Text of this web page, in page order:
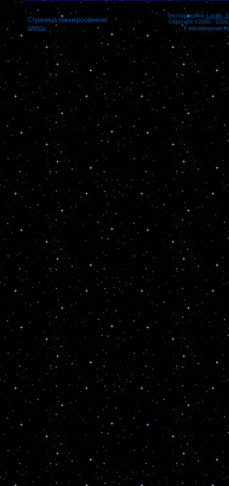
Страница баннерообмена
здесь.
Техподдержка: Luvilla,
Copyright ©2000 -
К оформлению